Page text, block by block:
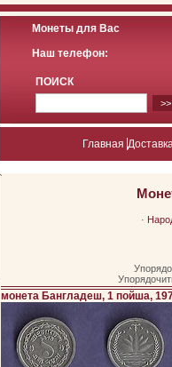
Монеты для Вас
Наш телефон:
ПОИСК
Главная
`
·
монета Бангладеш, 1 пойша,